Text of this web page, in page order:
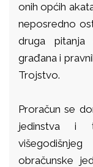
onih općih
neposredno
druga
građana i
Trojstvo.
Proračun se
jedinstva i
obračunske